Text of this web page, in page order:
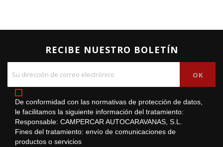
RECIBE NUESTRO BOLETÍN
De conformidad con las normativas de protección de datos,
le facilitamos la siguiente información del tratamiento:
Responsable: CAMPERCAR AUTOCARAVANAS, S.L.
Fines del tratamiento: envío de comunicaciones de
productos o servicios